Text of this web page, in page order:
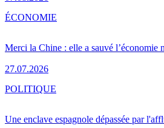
Merci la Chine : elle a sauvé l’économie
27.07.2026
ÉCONOMIE
Une enclave espagnole dépassée par
POLITIQUE